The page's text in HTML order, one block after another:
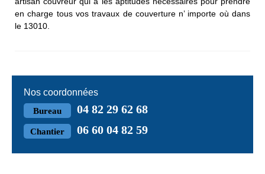
en charge tous vos travaux de couverture n’ importe où dans
le 13010.
Nos coordonnées
Bureau 04 82 29 62 68
Chantier 06 60 04 82 59